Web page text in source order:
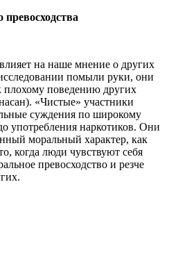
превосходства
на наше мнение о других
помыли руки, они
плохому поведению других
«Чистые» участники
суждения по широкому
употребления наркотиков. Они
моральный характер, как
когда люди чувствуют себя
превосходство и резче